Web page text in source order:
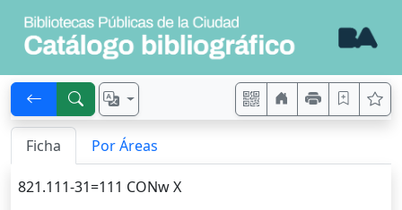
Ficha Por Áreas
821.111-31=111 CONw X